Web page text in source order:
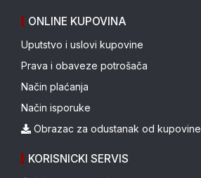
ONLINE KUPOVINA
Uputstvo i uslovi kupovine
Prava i obaveze potrošača
Način plaćanja
Način isporuke
Obrazac za odustanak od kupovine
KORISNICKI SERVIS